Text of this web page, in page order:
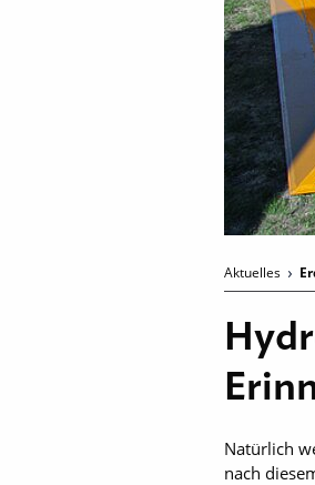
Aktuelles
Natürlich
nach